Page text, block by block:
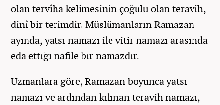
olan tervîha kelimesinin çoğulu olan teravih,
dinî bir terimdir. Müslümanların Ramazan
ayında, yatsı namazı ile vitir namazı arasında
eda ettiği nafile bir namazdır.
Uzmanlara göre, Ramazan boyunca yatsı
namazı ve ardından kılınan teravih namazı,